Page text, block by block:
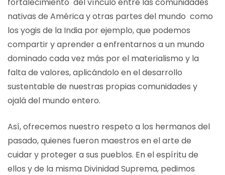
nativas de América y otras partes del mundo como
los yogis de la India por ejemplo, que podemos
compartir y aprender a enfrentarnos a un mundo
dominado cada vez más por el materialismo y la
falta de valores, aplicándolo en el desarrollo
sustentable de nuestras propias comunidades y
ojalá del mundo entero.
Así, ofrecemos nuestro respeto a los hermanos del
pasado, quienes fueron maestros en el arte de
cuidar y proteger a sus pueblos. En el espíritu de
ellos y de la misma Divinidad Suprema, pedimos